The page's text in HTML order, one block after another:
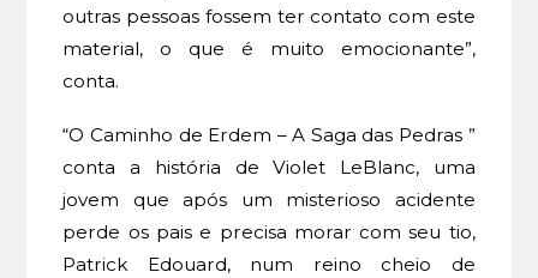
outras pessoas fossem ter contato com este
material, o que é muito emocionante”,
conta.
“O Caminho de Erdem – A Saga das Pedras ”
conta a história de Violet LeBlanc, uma
jovem que após um misterioso acidente
perde os pais e precisa morar com seu tio,
Patrick Edouard, num reino cheio de